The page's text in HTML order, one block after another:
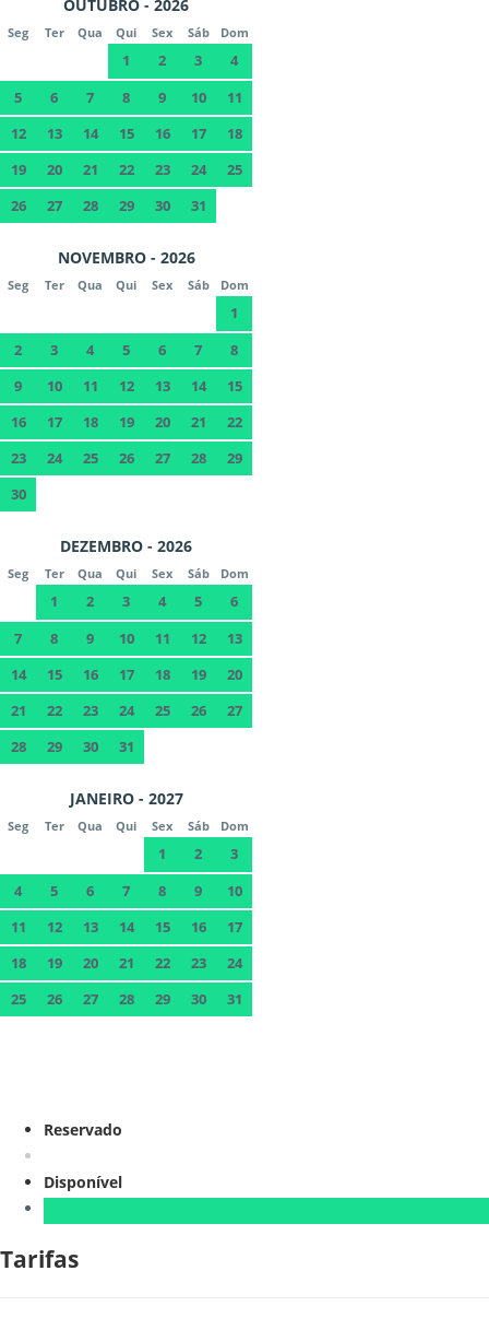
OUTUBRO - 2026
Seg Ter Qua Qui Sex Sáb Dom
1 2 3
4
5
6 7 8 9 10
11
12
13 14 15 16 17
18
19
20 21 22 23 24
25
26
27 28 29 30 31
NOVEMBRO - 2026
Seg Ter Qua Qui Sex Sáb Dom
1
2
3 4 5 6 7
8
9
10 11 12 13 14
15
16
17 18 19 20 21
22
23
24 25 26 27 28
29
30
DEZEMBRO - 2026
Seg Ter Qua Qui Sex Sáb Dom
1 2 3 4 5
6
7
8 9 10 11 12
13
14
15 16 17 18 19
20
21
22 23 24 25 26
27
28
29 30 31
JANEIRO - 2027
Seg Ter Qua Qui Sex Sáb Dom
1 2
3
4
5 6 7 8 9
10
11
12 13 14 15 16
17
18
19 20 21 22 23
24
25
26 27 28 29 30 31
Reservado
Disponível
Tarifas